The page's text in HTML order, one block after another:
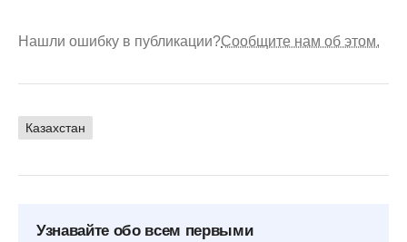
Нашли ошибку в публикации?Сообщите нам об этом.
Казахстан
Узнавайте обо всем первыми